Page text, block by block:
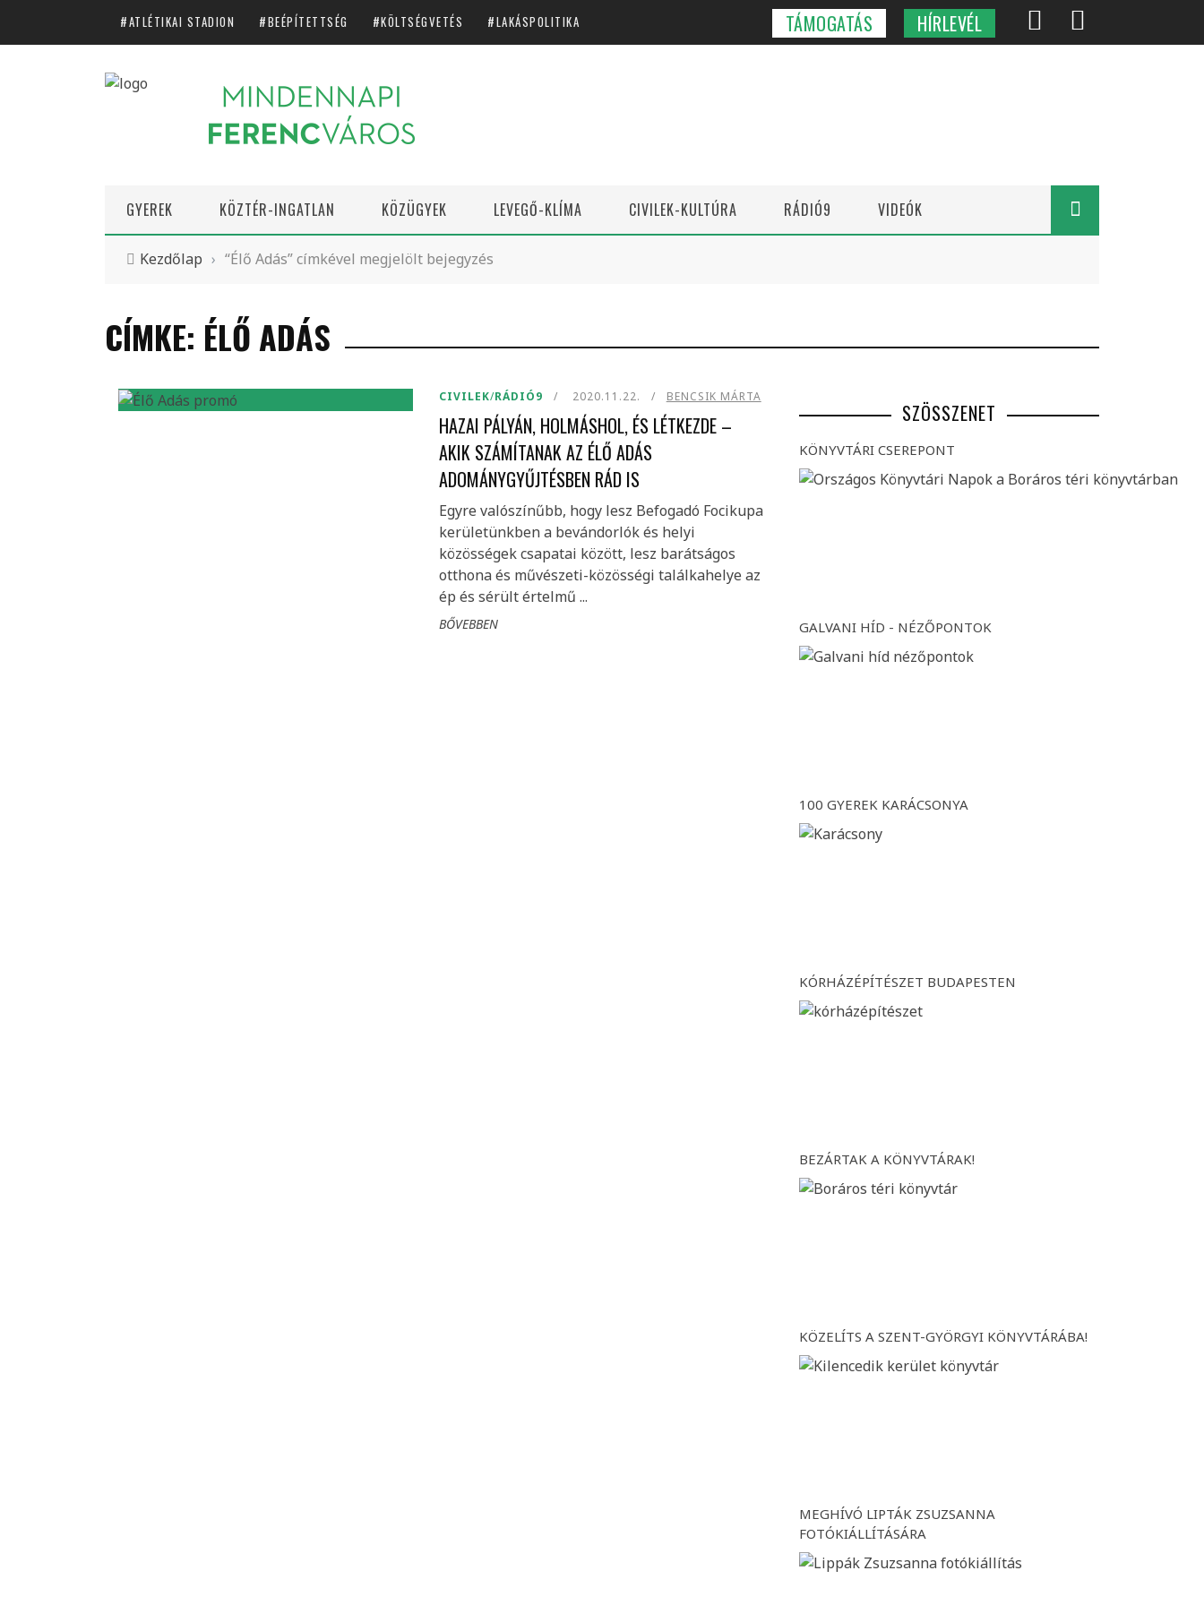
ATLÉTIKAI STADION BEÉPÍTETTSÉG KÖLTSÉGVETÉS LAKÁSPOLITIKA TÁMOGATÁS HÍRLEVÉL
GYEREK KÖZTÉR-INGATLAN KÖZÜGYEK LEVEGŐ-KLÍMA CIVILEK-KULTÚRA RÁDIÓ9 VIDEÓK
Kezdőlap › “Élő Adás” címkével megjelölt bejegyzés
CÍMKE: ÉLŐ ADÁS
CIVILEK/RÁDIÓ9 2020.11.22. BENCSIK MÁRTA
HAZAI PÁLYÁN, HOLMÁSHOL, ÉS LÉTKEZDE –
AKIK SZÁMÍTANAK AZ ÉLŐ ADÁS
ADOMÁNYGYŰJTÉSBEN RÁD IS
Egyre valószínűbb, hogy lesz Befogadó Focikupa
kerületünkben a bevándorlók és helyi
közösségek csapatai között, lesz barátságos
otthona és művészeti-közösségi találkahelye az
ép és sérült értelmű ...
BŐVEBBEN
SZÖSSZENET
KÖNYVTÁRI CSEREPONT
GALVANI HÍD - NÉZŐPONTOK
100 GYEREK KARÁCSONYA
KÓRHÁZÉPÍTÉSZET BUDAPESTEN
BEZÁRTAK A KÖNYVTÁRAK!
KÖZELÍTS A SZENT-GYÖRGYI KÖNYVTÁRÁBA!
MEGHÍVÓ LIPTÁK ZSUZSANNA
FOTÓKIÁLLÍTÁSÁRA